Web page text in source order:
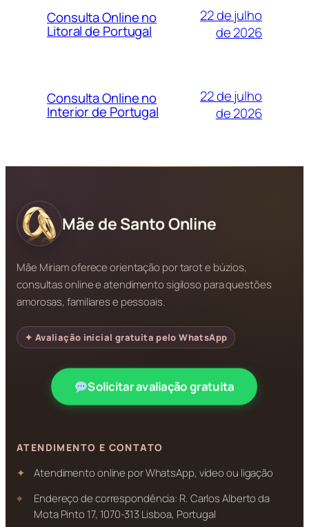
Consulta Online no
Litoral de Portugal
22 de julho
de 2026
Consulta Online no
Interior de Portugal
22 de julho
de 2026
Mãe de Santo Online
Mãe Miriam oferece orientação por tarot e búzios,
consultas online e atendimento sigiloso para questões
amorosas, familiares e pessoais.
✦ Avaliação inicial gratuita pelo WhatsApp
Solicitar avaliação gratuita
ATENDIMENTO E CONTATO
Atendimento online por WhatsApp, vídeo ou ligação
Endereço de correspondência: R. Carlos Alberto da
Mota Pinto 17, 1070-313 Lisboa, Portugal